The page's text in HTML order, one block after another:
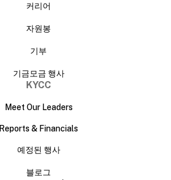
커리어
자원봉
기부
기금모금 행사
KYCC
Meet Our Leaders
Reports & Financials
예정된 행사
블로그